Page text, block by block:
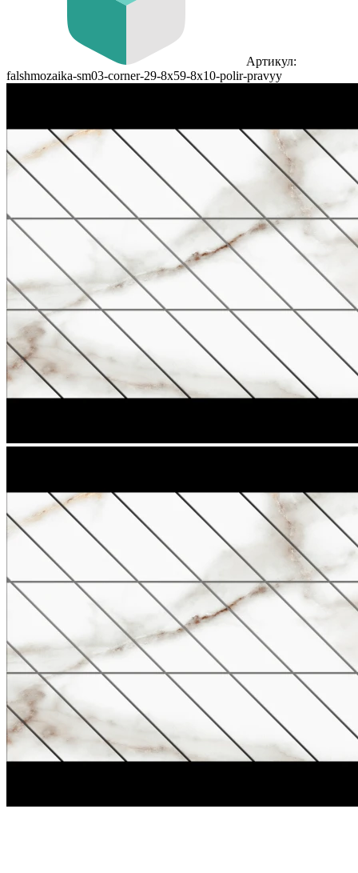
Артикул:
falshmozaika-sm03-corner-29-8x59-8x10-polir-pravyy